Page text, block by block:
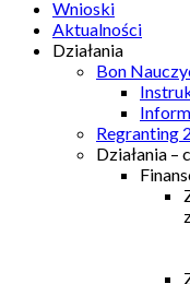
Wnioski
Aktualności
Działania
Bon
Regranting
Działania –